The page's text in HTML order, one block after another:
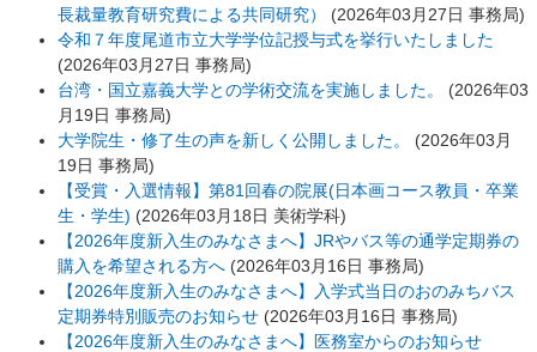
長裁量教育研究費による共同研究）
(2026年03月27日 事務局)
令和７年度尾道市立大学学位記授与式を挙行いたしました
(2026年03月27日 事務局)
台湾・国立嘉義大学との学術交流を実施しました。
(2026年03
月19日 事務局)
大学院生・修了生の声を新しく公開しました。
(2026年03月
19日 事務局)
【受賞・入選情報】第81回春の院展(日本画コース教員・卒業
生・学生) (2026年03月18日 美術学科)
【2026年度新入生のみなさまへ】JRやバス等の通学定期券の
購入を希望される方へ (2026年03月16日 事務局)
【2026年度新入生のみなさまへ】入学式当日のおのみちバス
定期券特別販売のお知らせ (2026年03月16日 事務局)
【2026年度新入生のみなさまへ】医務室からのお知らせ